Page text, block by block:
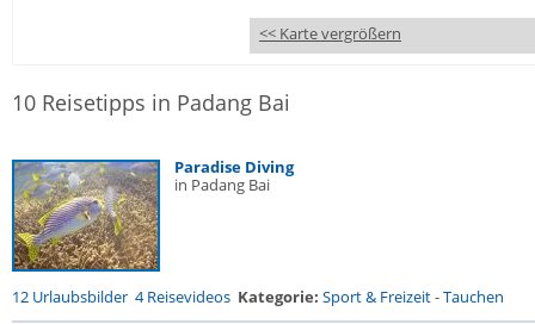
<< Karte vergrößern
10 Reisetipps in Padang Bai
Paradise Diving
in Padang Bai
12 Urlaubsbilder 4 Reisevideos Kategorie: Sport & Freizeit-Tauchen